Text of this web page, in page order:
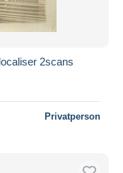
2scans
Privatperson